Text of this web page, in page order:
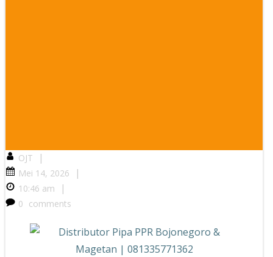
OJT |
Mei 14, 2026 |
10:46 am |
0 comments